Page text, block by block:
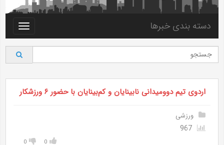
Toggle
دسته بندی خبرها
اردوی تیم دوومیدانی نابینایان و کم‌بینایان با حضور ۶ ورزشکار
ورزشی
0
0